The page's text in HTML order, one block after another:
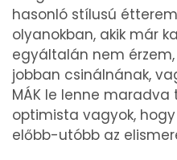
hasonló stílusú
olyanokban, akik már
egyáltalán nem
jobban csinálnának,
MÁK le lenne maradva
optimista vagyok,
előbb-utóbb az